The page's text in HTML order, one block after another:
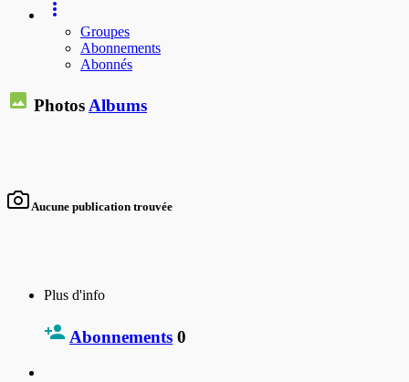
Groupes
Abonnements
Abonnés
PhotosAlbums
Aucune publication trouvée
Plus d'info
Abonnements 0